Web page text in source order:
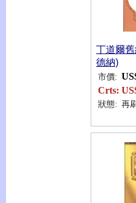
丁道爾
德納)
市價:
Crts:
狀態: 再刷